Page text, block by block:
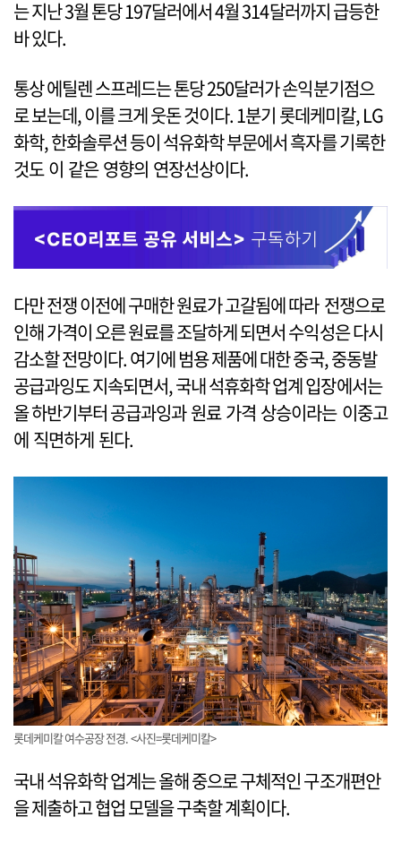
는 지난 3월 톤당 197달러에서 4월 314달러까지 급등한
바 있다.
통상 에틸렌 스프레드는 톤당 250달러가 손익분기점으
로 보는데, 이를 크게 웃돈 것이다. 1분기 롯데케미칼, LG
화학, 한화솔루션 등이 석유화학 부문에서 흑자를 기록한
것도 이 같은 영향의 연장선상이다.
다만 전쟁 이전에 구매한 원료가 고갈됨에 따라 전쟁으로
인해 가격이 오른 원료를 조달하게 되면서 수익성은 다시
감소할 전망이다. 여기에 범용 제품에 대한 중국, 중동발
공급과잉도 지속되면서, 국내 석휴화학 업계 입장에서는
올 하반기부터 공급과잉과 원료 가격 상승이라는 이중고
에 직면하게 된다.
롯데케미칼 여수공장 전경. <사진=롯데케미칼>
국내 석유화학 업계는 올해 중으로 구체적인 구조개편안
을 제출하고 협업 모델을 구축할 계획이다.